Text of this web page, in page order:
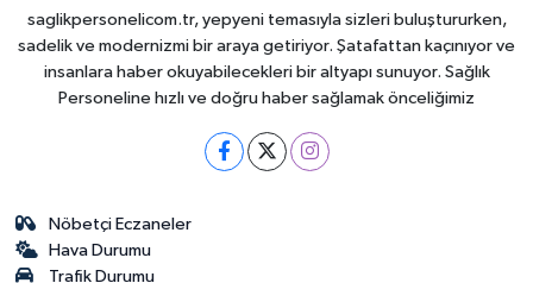
saglikpersonelicom.tr, yepyeni temasıyla sizleri buluştururken,
sadelik ve modernizmi bir araya getiriyor. Şatafattan kaçınıyor ve
insanlara haber okuyabilecekleri bir altyapı sunuyor. Sağlık
Personeline hızlı ve doğru haber sağlamak önceliğimiz
Nöbetçi Eczaneler
Hava Durumu
Trafik Durumu